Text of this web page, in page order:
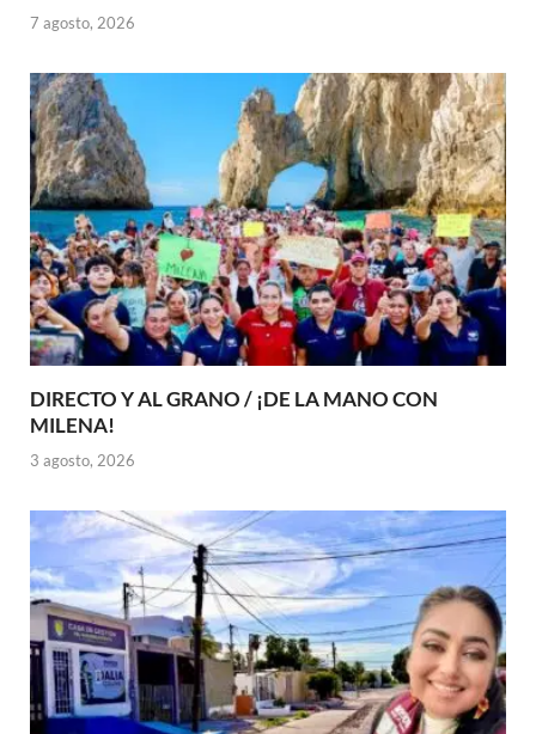
7 agosto, 2026
DIRECTO Y AL GRANO / ¡DE LA MANO CON
MILENA!
3 agosto, 2026